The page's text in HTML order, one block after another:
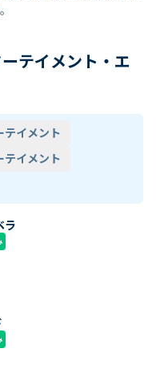
テイメント・エ
テイメント
テイメント
ラ